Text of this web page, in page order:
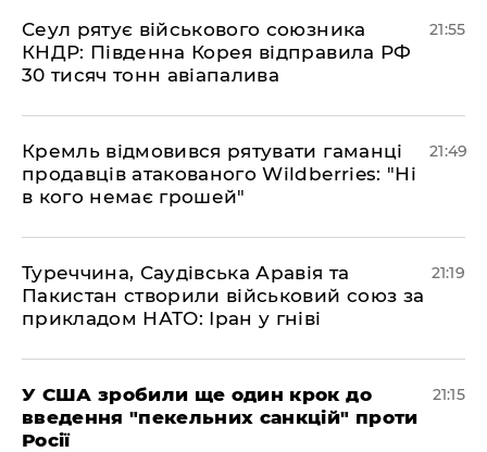
​Сеул рятує військового союзника
КНДР: Південна Корея відправила РФ
30 тисяч тонн авіапалива
21:55
​Кремль відмовився рятувати гаманці
продавців атакованого Wildberries: "Ні
в кого немає грошей"
21:49
​Туреччина, Саудівська Аравія та
Пакистан створили військовий союз за
прикладом НАТО: Іран у гніві
21:19
​У США зробили ще один крок до
введення "пекельних санкцій" проти
Росії
21:15